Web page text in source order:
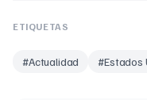
ETIQUETAS
#Actualidad #Estados